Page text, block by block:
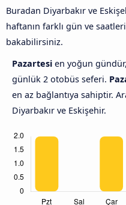
Buradan Diyarbakır ve
haftanın farklı gün ve
bakabilirsiniz.
Pazartesi en yoğun
günlük 2 otobüs seferi.
en az bağlantıya sahiptir.
Diyarbakır ve Eskişehir.